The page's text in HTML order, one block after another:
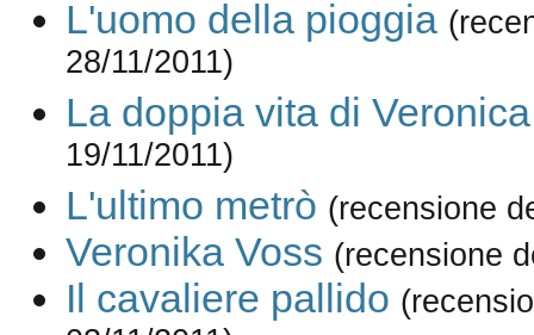
L'uomo della pioggia
28/11/2011)
La doppia vita di Veronica
19/11/2011)
L'ultimo metrò (recensione
Veronika Voss (recensione
Il cavaliere pallido